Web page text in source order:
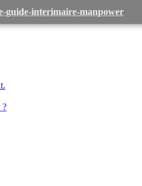
?
guide-interimaire-manpower